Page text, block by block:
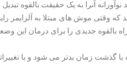
آنرا به یک حقیقت بالقوه
وقتی موش های مبتلا به آلزایمر
بالقوه جدیدی را برای درمان این
گذشت زمان بدتر می شود و با